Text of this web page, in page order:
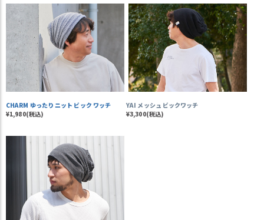
CHARM ゆったり ニット ビック ワッチ
¥1,980(税込)
YAI メッシュ ビックワッチ
¥3,300(税込)